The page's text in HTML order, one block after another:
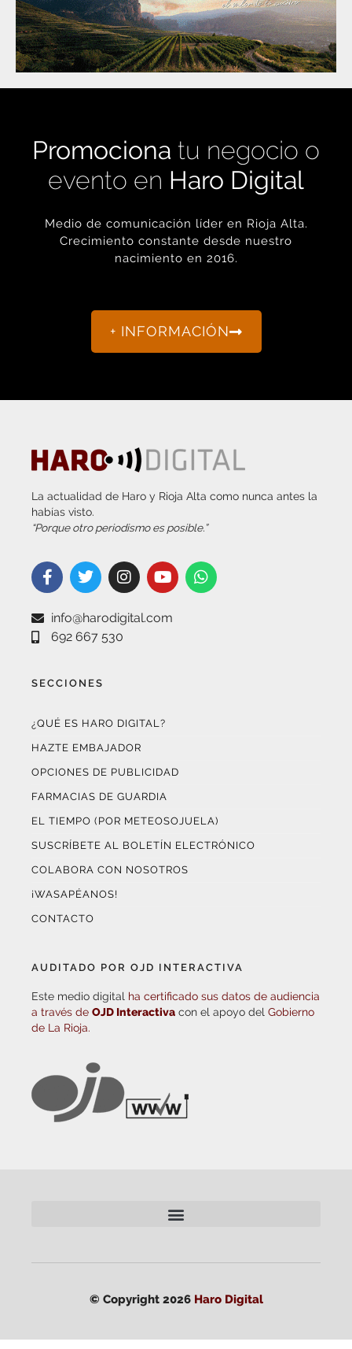
Promociona tu negocio o
evento en Haro Digital
Medio de comunicación líder en Rioja Alta.
Crecimiento constante desde nuestro
nacimiento en 2016.
+ INFORMACIÓN
La actualidad de Haro y Rioja Alta como nunca antes la
habías visto.
“Porque otro periodismo es posible.”
info@harodigital.com
692 667 530
SECCIONES
¿QUÉ ES HARO DIGITAL?
HAZTE EMBAJADOR
OPCIONES DE PUBLICIDAD
FARMACIAS DE GUARDIA
EL TIEMPO (POR METEOSOJUELA)
SUSCRÍBETE AL BOLETÍN ELECTRÓNICO
COLABORA CON NOSOTROS
¡WASAPÉANOS!
CONTACTO
AUDITADO POR OJD INTERACTIVA
Este medio digital ha certificado sus datos de audiencia
a través de OJD Interactiva con el apoyo del Gobierno
de La Rioja.
© Copyright 2026 Haro Digital